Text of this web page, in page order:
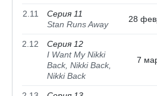
2.11
Серия 11
Stan Runs Away
28
2.12
Серия 12
I Want My Nikki
Back, Nikki Back,
Nikki Back
7